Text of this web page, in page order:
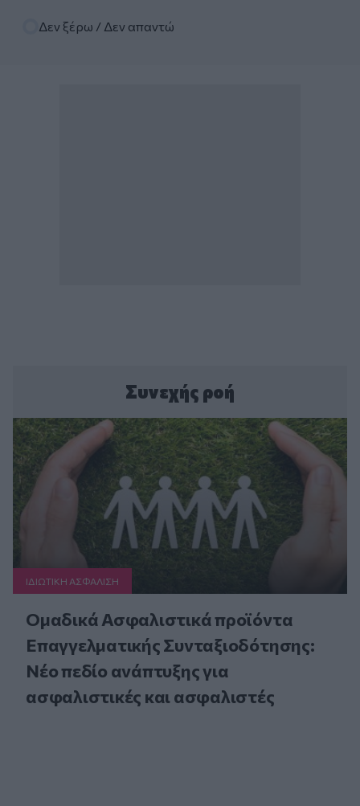
Δεν ξέρω / Δεν απαντώ
Συνεχής ροή
ΙΔΙΩΤΙΚΗ ΑΣΦAΛΙΣΗ
Ομαδικά Ασφαλιστικά προϊόντα
Επαγγελματικής Συνταξιοδότησης:
Νέο πεδίο ανάπτυξης για
ασφαλιστικές και ασφαλιστές